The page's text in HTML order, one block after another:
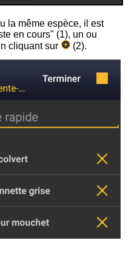
la même espèce, il est
en cours" (1), un ou
cliquant sur
(2).